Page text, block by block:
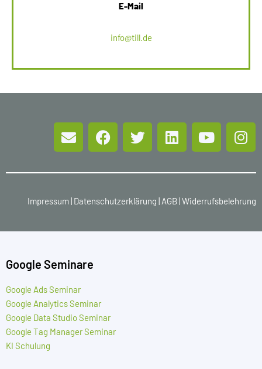
E-Mail
info@till.de
Impressum Datenschutzerklärung AGB Widerrufsbelehrung
Google Seminare
Google Ads Seminar
Google Analytics Seminar
Google Data Studio Seminar
Google Tag Manager Seminar
KI Schulung